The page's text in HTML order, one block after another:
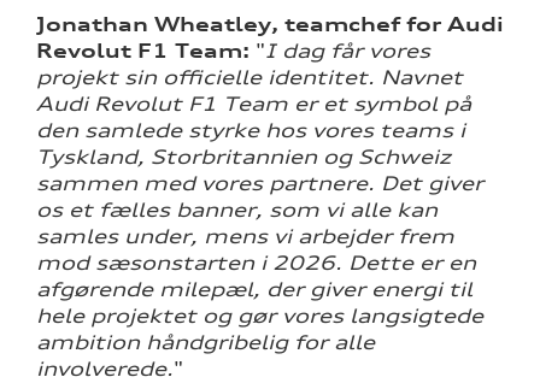
Jonathan Wheatley, teamchef for Audi
Revolut F1 Team: "I dag får vores
projekt sin officielle identitet. Navnet
Audi Revolut F1 Team er et symbol på
den samlede styrke hos vores teams i
Tyskland, Storbritannien og Schweiz
sammen med vores partnere. Det giver
os et fælles banner, som vi alle kan
samles under, mens vi arbejder frem
mod sæsonstarten i 2026. Dette er en
afgørende milepæl, der giver energi til
hele projektet og gør vores langsigtede
ambition håndgribelig for alle
involverede."